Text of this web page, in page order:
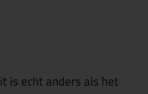
is echt anders als het